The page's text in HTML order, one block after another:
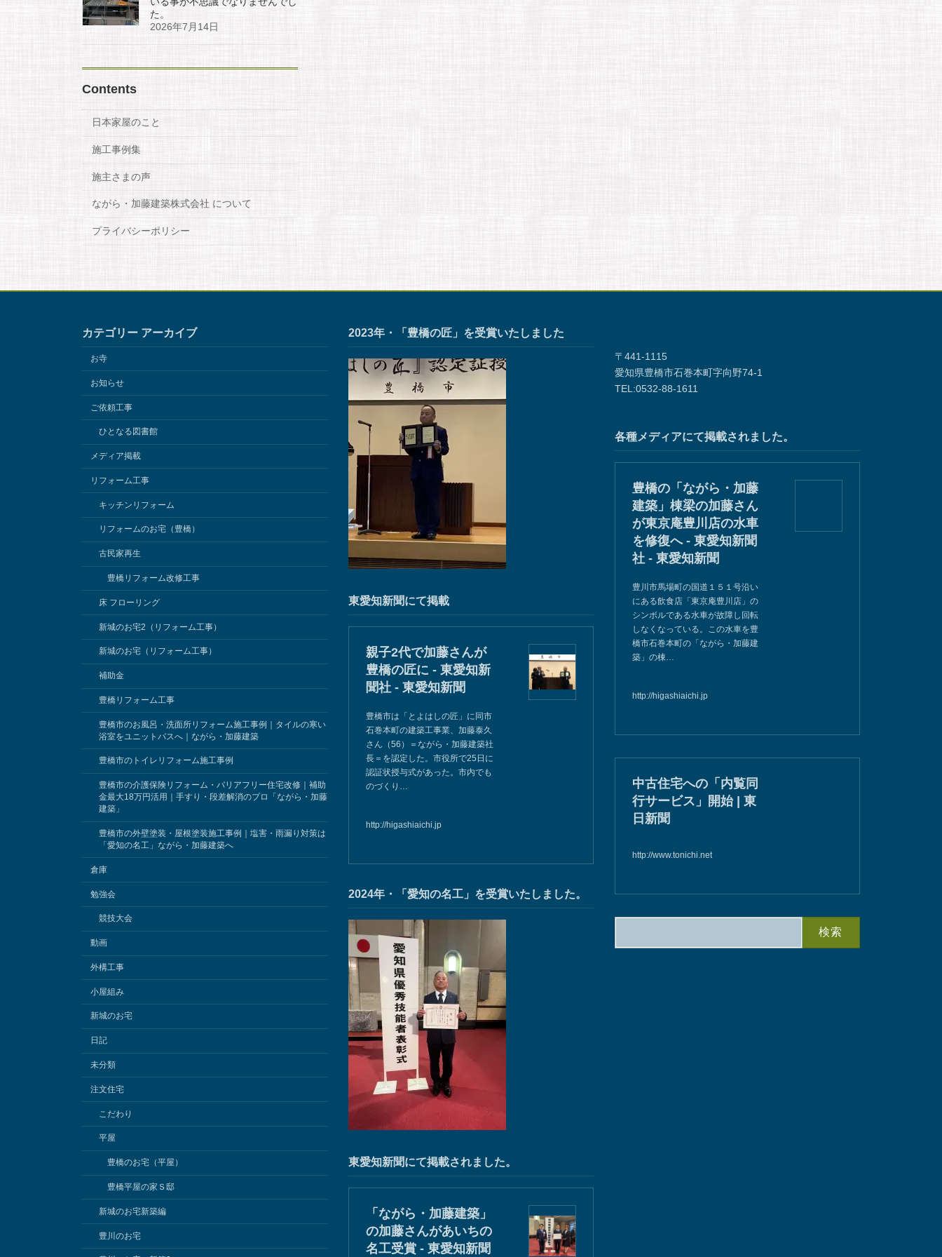
た。
2026年7月14日
Contents
日本家屋のこと
施工事例集
施主さまの声
ながら・加藤建築株式会社 について
プライバシーポリシー
カテゴリー アーカイブ
お寺
お知らせ
ご依頼工事
ひとなる図書館
メディア掲載
リフォーム工事
キッチンリフォーム
リフォームのお宅（豊橋）
古民家再生
豊橋リフォーム改修工事
床 フローリング
新城のお宅2（リフォーム工事）
新城のお宅（リフォーム工事）
補助金
豊橋リフォーム工事
豊橋市のお風呂・洗面所リフォーム施工事例｜タイルの寒い
浴室をユニットバスへ｜ながら・加藤建築
豊橋市のトイレリフォーム施工事例
豊橋市の介護保険リフォーム・バリアフリー住宅改修｜補助
金最大18万円活用｜手すり・段差解消のプロ「ながら・加藤
建築」
豊橋市の外壁塗装・屋根塗装施工事例｜塩害・雨漏り対策は
「愛知の名工」ながら・加藤建築へ
倉庫
勉強会
競技大会
動画
外構工事
小屋組み
新城のお宅
日記
未分類
注文住宅
こだわり
平屋
豊橋のお宅（平屋）
豊橋平屋の家Ｓ邸
新城のお宅新築編
豊川のお宅
2023年・「豊橋の匠」を受賞いたしました
東愛知新聞にて掲載
親子2代で加藤さんが
豊橋の匠に - 東愛知新
聞社 - 東愛知新聞
豊橋市は「とよはしの匠」に同市
石巻本町の建築工事業、加藤泰久
さん（56）＝ながら・加藤建築社
長＝を認定した。市役所で25日に
認証状授与式があった。市内でも
のづくり…
http://higashiaichi.jp
2024年・「愛知の名工」を受賞いたしました。
東愛知新聞にて掲載されました。
「ながら・加藤建築」
の加藤さんがあいちの
名工受賞 - 東愛知新聞
〒441-1115
愛知県豊橋市石巻本町字向野74-1
TEL:0532-88-1611
各種メディアにて掲載されました。
豊橋の「ながら・加藤
建築」棟梁の加藤さん
が東京庵豊川店の水車
を修復へ - 東愛知新聞
社 - 東愛知新聞
豊川市馬場町の国道１５１号沿い
にある飲食店「東京庵豊川店」の
シンボルである水車が故障し回転
しなくなっている。この水車を豊
橋市石巻本町の「ながら・加藤建
築」の棟…
http://higashiaichi.jp
中古住宅への「内覧同
行サービス」開始 | 東
日新聞
http://www.tonichi.net
検